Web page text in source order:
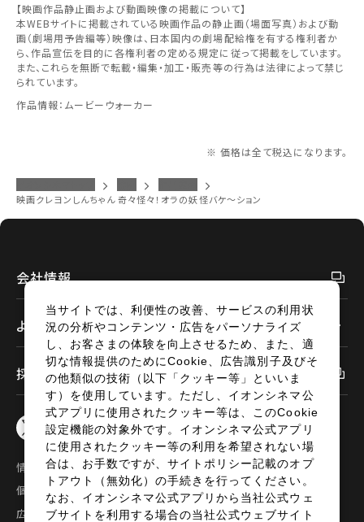
【映画作品静止画および動画映像の掲載について】
本WEBサイトに掲載されている映画作品の静止画（場面写真）および動
画（劇場用予告編等）映像は、日本国内の劇場配給権を有する権利者か
ら、作品宣伝を目的に各権利者の定める規定に従って掲載をしています。
また、これらを無断で転載・編集・加工・販売等の行為は法律によって禁じ
られています。
作品情報：ムービーウォーカー
※ 価格は全て税込になります。
映画クレヨンしんちゃん 奇々怪々！オラの妖怪バケ～ション
会社情報
よくあるご質問
採用情報
情報セキュリティ
サイトポリシー
個人情報の取扱い
お問い合わせ
広告掲載
特定商取引法に基づく表示
当サイトでは、利便性の改善、サービスの利用状
況の分析やコンテンツ・広告をパーソナライズ
し、お客さまの体験を向上させるため、また、適
切な情報提供のためにCookie、広告識別子及びそ
の他類似の技術（以下「クッキー等」といいま
す）を使用しています。ただし、イオンシネマ公
式アプリに使用されたクッキー等は、このCookie
設定機能の対象外です。イオンシネマ公式アプリ
に使用されたクッキー等の利用を希望されない場
合は、お手数ですが、サイトポリシー記載のオプ
トアウト（無効化）の手続きを行ってください。
なお、イオンシネマ公式アプリから当社公式ウェ
ブサイトを利用する場合の当社公式ウェブサイト